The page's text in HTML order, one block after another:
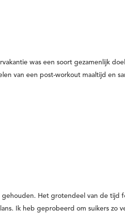
was een soort gezamenlijk doel
van een post-workout maaltijd en
gehouden. Het grotendeel van de tijd
Ik heb geprobeerd om suikers zo